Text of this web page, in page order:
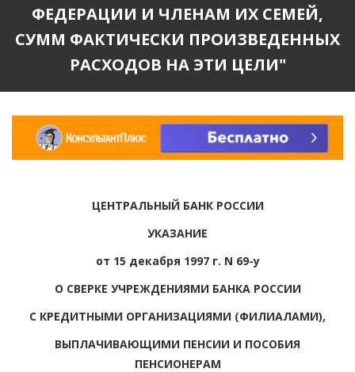
ФЕДЕРАЦИИ И ЧЛЕНАМ ИХ СЕМЕЙ,
СУММ ФАКТИЧЕСКИ ПРОИЗВЕДЕННЫХ
РАСХОДОВ НА ЭТИ ЦЕЛИ"
ЦЕНТРАЛЬНЫЙ БАНК РОССИИ
УКАЗАНИЕ
от 15 декабря 1997 г. N 69-у
О СВЕРКЕ УЧРЕЖДЕНИЯМИ БАНКА РОССИИ
С КРЕДИТНЫМИ ОРГАНИЗАЦИЯМИ (ФИЛИАЛАМИ),
ВЫПЛАЧИВАЮЩИМИ ПЕНСИИ И ПОСОБИЯ
ПЕНСИОНЕРАМ